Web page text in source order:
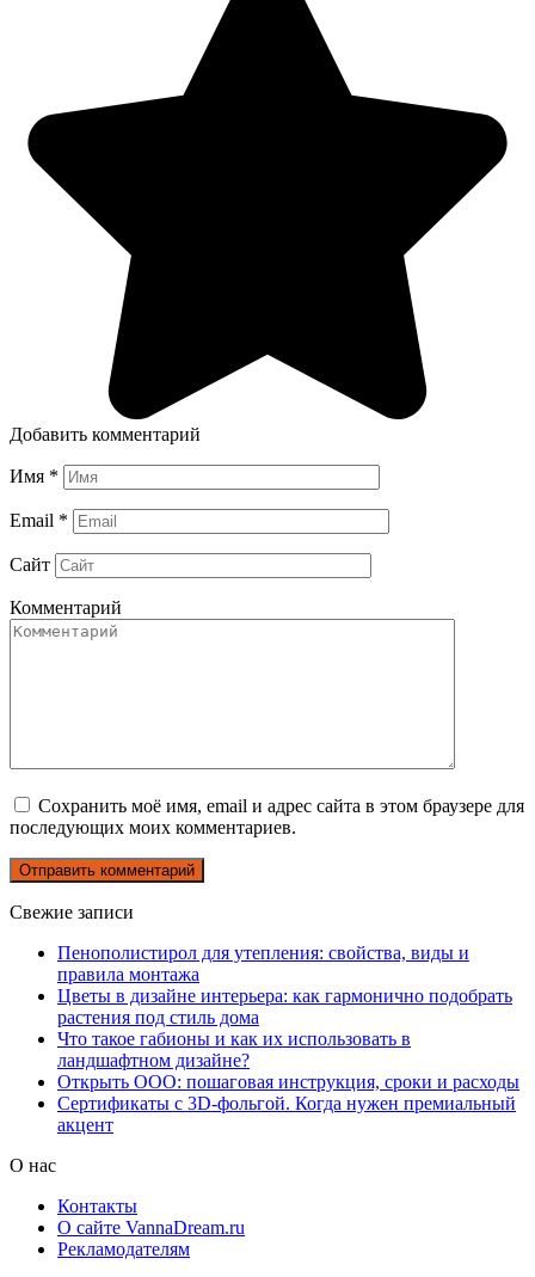
Добавить комментарий
Имя *
Email *
Сайт
Комментарий
Сохранить моё имя, email и адрес сайта в этом браузере для
последующих моих комментариев.
Свежие записи
Пенополистирол для утепления: свойства, виды и
правила монтажа
Цветы в дизайне интерьера: как гармонично подобрать
растения под стиль дома
Что такое габионы и как их использовать в
ландшафтном дизайне?
Открыть ООО: пошаговая инструкция, сроки и расходы
Сертификаты с 3D-фольгой. Когда нужен премиальный
акцент
О нас
Контакты
О сайте VannaDream.ru
Рекламодателям